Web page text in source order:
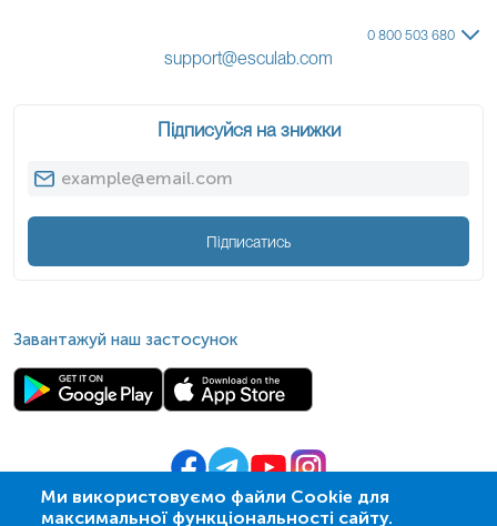
Ми використовуємо файли Cookie для
максимальної функціональності сайту.
0 800 503 680
support@esculab.com
Підписуйся на знижки
Підписатись
Завантажуй наш застосунок